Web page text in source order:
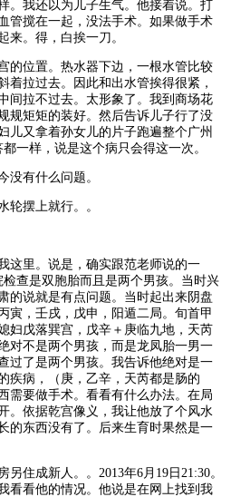
。我还以为儿子生气。他接着说。打
管搅在一起，没法手术。如果做手术
来。得，白挨一刀。
的位置。热水器下边，一根水管比较
着拉过去。因此和出水管挨得很紧，
间拉不过去。太形象了。我到商场花
规矩矩的装好。然后告诉儿子行了没
儿又拿着孙女儿的片子跑遍整个广州
一样，说是这个病只会得这一次。
没有什么问题。
轮摆上就行。。
这里。说是，确实跟范老师说的一
查是双胞胎而且是两个男孩。当时兴
的说就是有点问题。当时起出来阴盘
寅，壬戌，戊申，阳遁二局。旬首甲
妇戊落巽宫，戊辛＋庚临九地，天芮
对不是两个男孩，而是龙凤胎一男一
过了是两个男孩。我告诉他绝对是一
疾病，（庚，乙辛，天芮都是肠的
需要做手术。看看有什么办法。在局
。依据乾宫像义，我让他放了个风水
的东西没有了。后来生育时果然是一
住成新人。。2013年6月19日21:30。
看看他的情况。他说是在网上找到我